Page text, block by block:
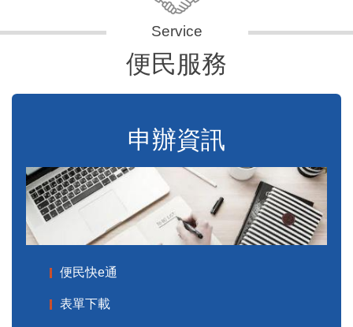
便民服務
申辦資訊
便民快e通
表單下載